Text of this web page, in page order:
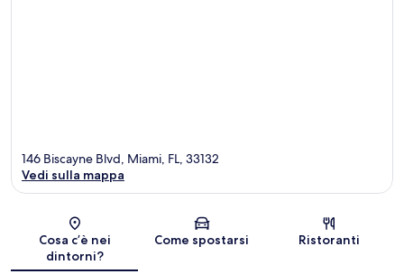
Mappa
146 Biscayne Blvd, Miami, FL, 33132
Vedi sulla mappa
Cosa c’è nei
dintorni?
Come spostarsi Ristoranti